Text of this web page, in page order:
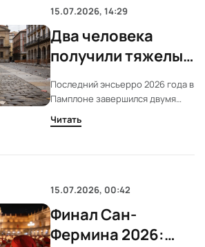
меняется быстрее.
15.07.2026, 14:29
Два человека
получили тяжелые
ранения на
последнем
энсьерро в
Последний энсьерро 2026 года в
Памплоне завершился двумя
серьезными ранениями от рогов
быка Jandilla. Еще восемь
Читать
15.07.2026, 00:42
Финал Сан-
Фермина 2026: